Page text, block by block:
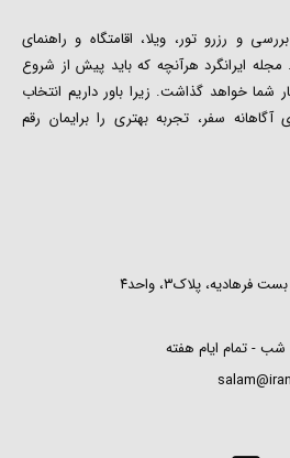
و رزرو تور، ویلا، اقامتگاه و راهنمای
ایرانگرد هرآنچه که باید پیش از شروع
شما خواهد گذاشت. زیرا باور داریم انتخاب
آگاهانه سفر، تجربه بهتری را برایمان رقم
پلاک۳، واحد۴